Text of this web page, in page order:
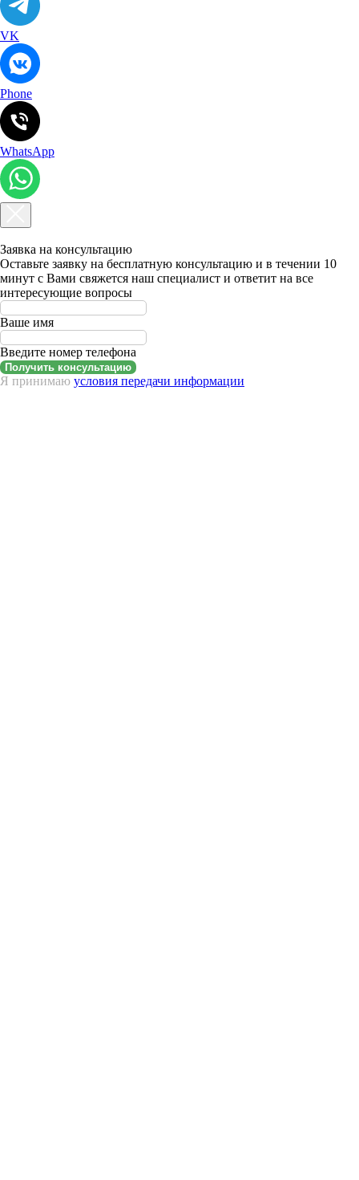
ДОМА ИЗ ДЕРЕВА
НА ГЛАВНУЮ
ЗАКАЗАТЬ ЗВОНОК
+7 (949) 904-54-17
VK
Phone
WhatsApp
Заявка на консультацию
Оставьте заявку на бесплатную консультацию и в течении 10
минут с Вами свяжется наш специалист и ответит на все
интересующие вопросы
Ваше имя
Введите номер телефона
Получить консультацию
Я принимаю условия передачи информации